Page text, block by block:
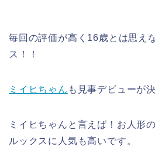
毎回の評価が高く16歳とは思え
ス！！
ミイヒちゃん も見事デビューが
ミイヒちゃんと言えば！お人形
ルックスに人気も高いです。